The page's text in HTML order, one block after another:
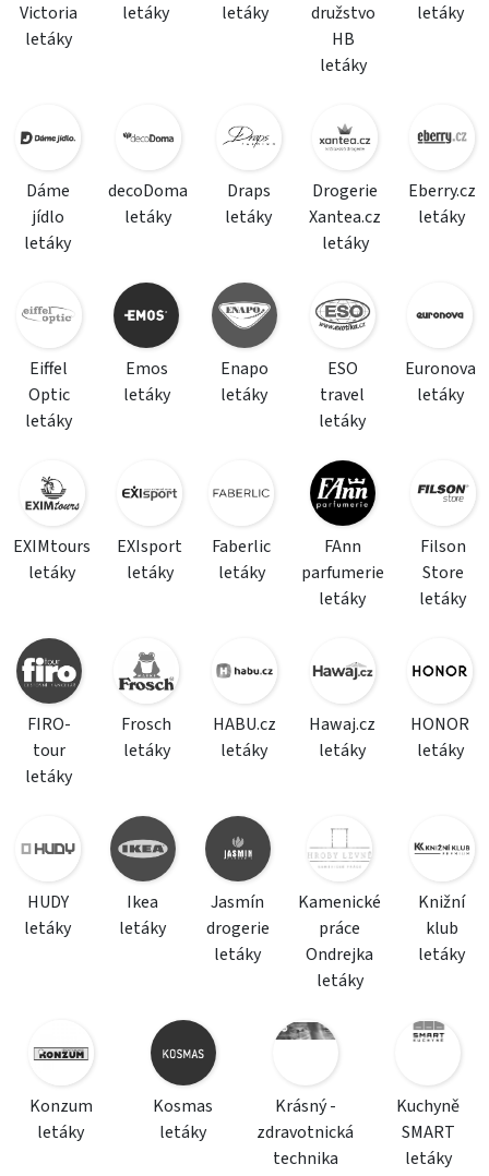
Victoria
letáky
letáky
letáky
družstvo
HB
letáky
letáky
Dáme
jídlo
letáky
decoDoma
letáky
Draps
letáky
Drogerie
Xantea.cz
letáky
Eberry.cz
letáky
Eiffel
Optic
letáky
Emos
letáky
Enapo
letáky
ESO
travel
letáky
Euronova
letáky
EXIMtours
letáky
EXIsport
letáky
Faberlic
letáky
FAnn
parfumerie
letáky
Filson
Store
letáky
FIRO-
tour
letáky
Frosch
letáky
HABU.cz
letáky
Hawaj.cz
letáky
HONOR
letáky
HUDY
letáky
Ikea
letáky
Jasmín
drogerie
letáky
Kamenické
práce
Ondrejka
letáky
Knižní
klub
letáky
Konzum
letáky
Kosmas
letáky
Krásný -
zdravotnická
technika
Kuchyně
SMART
letáky